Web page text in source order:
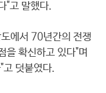
"고 말했다.
에서 70년간의 전쟁
을 확신하고 있다"며
고 덧붙였다.